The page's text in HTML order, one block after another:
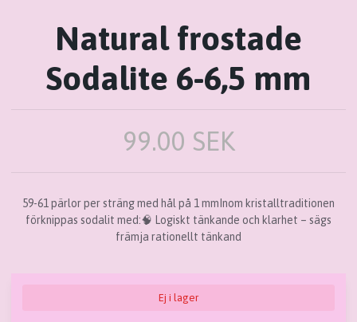
Natural frostade
Sodalite 6-6,5 mm
99.00 SEK
59-61 pärlor per sträng med hål på 1 mmInom kristalltraditionen
förknippas sodalit med:🧠 Logiskt tänkande och klarhet – sägs
främja rationellt tänkand
Ej i lager